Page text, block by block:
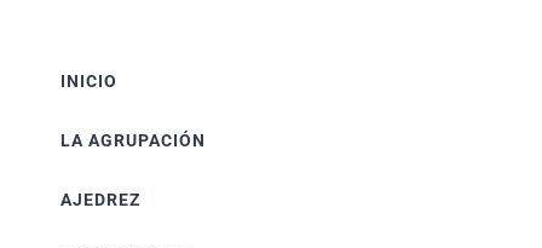
INICIO
LA AGRUPACIÓN
AJEDREZ